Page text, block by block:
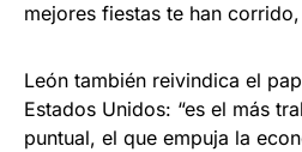
mejores fiestas te han corrido,
León también reivindica el
Estados Unidos: “es el más
puntual, el que empuja la